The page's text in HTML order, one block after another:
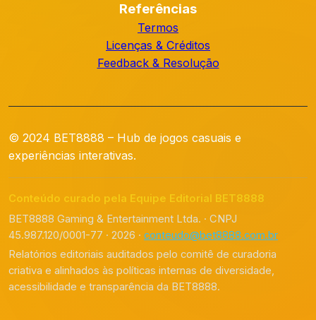
Referências
Termos
Licenças & Créditos
Feedback & Resolução
© 2024 BET8888 – Hub de jogos casuais e
experiências interativas.
Conteúdo curado pela Equipe Editorial BET8888
BET8888 Gaming & Entertainment Ltda. · CNPJ
45.987.120/0001-77 · 2026 · conteudo@bet8888.com.br
Relatórios editoriais auditados pelo comitê de curadoria
criativa e alinhados às políticas internas de diversidade,
acessibilidade e transparência da BET8888.